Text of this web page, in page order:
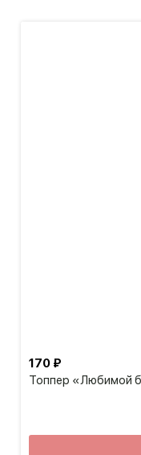
Топпер «Любимой
170 ₽